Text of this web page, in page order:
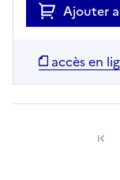
Ajouter
accès en